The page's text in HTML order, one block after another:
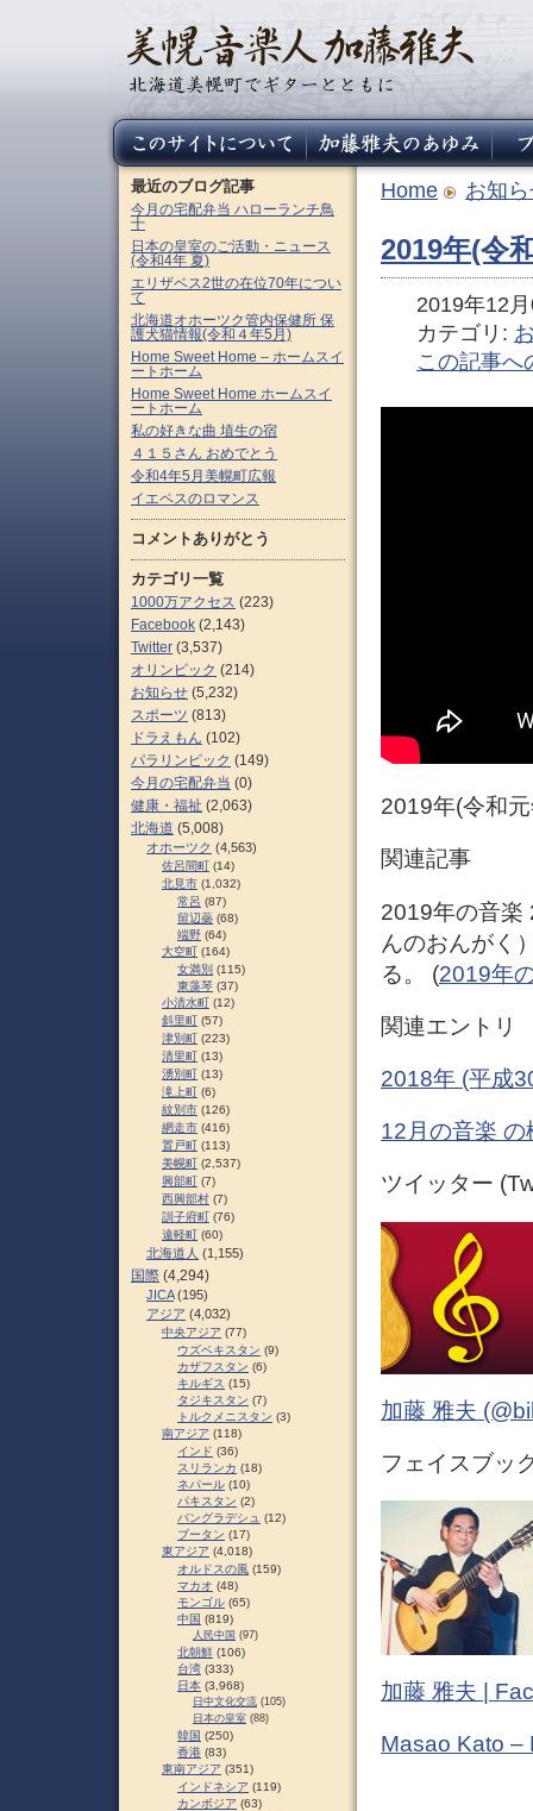
Home お知
2019年(令
2019年12
カテゴリ:
この記事へ
2019年(令和
関連記事
2019年の音楽
んのおんがく
る。 (2019年
関連エントリ
2018年 (平成
12月の音楽
ツイッター
加藤 雅夫
フェイスブッ
加藤 雅夫 |
Masao Kato –
最近のブログ記事
今月の宅配弁当 ハローランチ鳥
十
日本の皇室のご活動・ニュース
(令和4年 夏)
エリザベス2世の在位70年につい
て
北海道オホーツク管内保健所 保
護犬猫情報(令和４年5月)
Home Sweet Home – ホームスイ
ートホーム
Home Sweet Home ホームスイ
ートホーム
私の好きな曲 埴生の宿
４１５さん おめでとう
令和4年5月美幌町広報
イエペスのロマンス
コメントありがとう
カテゴリ一覧
1000万アクセス (223)
Facebook (2,143)
Twitter (3,537)
オリンピック (214)
お知らせ (5,232)
スポーツ (813)
ドラえもん (102)
パラリンピック (149)
今月の宅配弁当 (0)
健康・福祉 (2,063)
北海道 (5,008)
オホーツク (4,563)
佐呂間町 (14)
北見市 (1,032)
常呂 (87)
留辺蘂 (68)
端野 (64)
大空町 (164)
女満別 (115)
東藻琴 (37)
小清水町 (12)
斜里町 (57)
津別町 (223)
清里町 (13)
湧別町 (13)
滝上町 (6)
紋別市 (126)
網走市 (416)
置戸町 (113)
美幌町 (2,537)
興部町 (7)
西興部村 (7)
訓子府町 (76)
遠軽町 (60)
北海道人 (1,155)
国際 (4,294)
JICA(195)
アジア (4,032)
中央アジア (77)
ウズベキスタン (9)
カザフスタン (6)
キルギス (15)
タジキスタン (7)
トルクメニスタン (3)
南アジア (118)
インド (36)
スリランカ (18)
ネパール (10)
パキスタン (2)
バングラデシュ (12)
ブータン (17)
東アジア (4,018)
オルドスの風 (159)
マカオ (48)
モンゴル (65)
中国 (819)
人民中国 (97)
北朝鮮 (106)
台湾 (333)
日本 (3,968)
日中文化交流 (105)
日本の皇室 (88)
韓国 (250)
香港 (83)
東南アジア (351)
インドネシア (119)
カンボジア (63)